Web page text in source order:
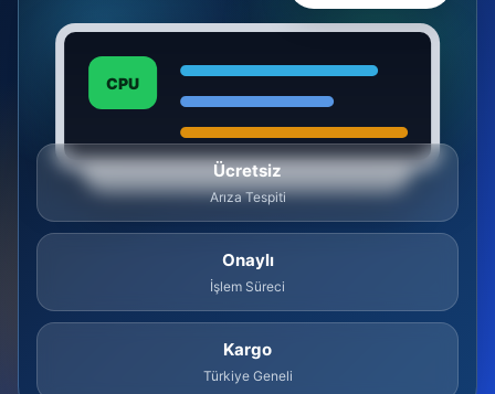
CPU
Ücretsiz
Arıza Tespiti
Onaylı
İşlem Süreci
Kargo
Türkiye Geneli